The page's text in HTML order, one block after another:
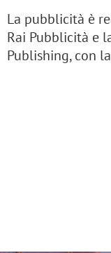
La pubblicità è
Rai Pubblicità e
Publishing, con